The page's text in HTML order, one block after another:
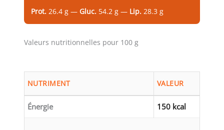
Prot. 26.4 g — Gluc. 54.2 g — Lip. 28.3 g
Valeurs nutritionnelles pour 100 g
NUTRIMENT VALEUR
Énergie 150 kcal